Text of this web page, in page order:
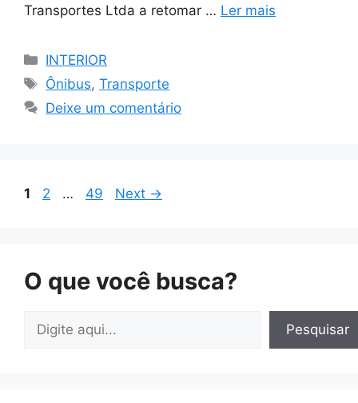
Transportes Ltda a retomar … Ler mais
Categorias
INTERIOR
Tags
Ônibus,Transporte
Deixe um comentário
Page
1 Page
2 … Page
49 Next →
O que você busca?
Pesquisar
Pesquisar